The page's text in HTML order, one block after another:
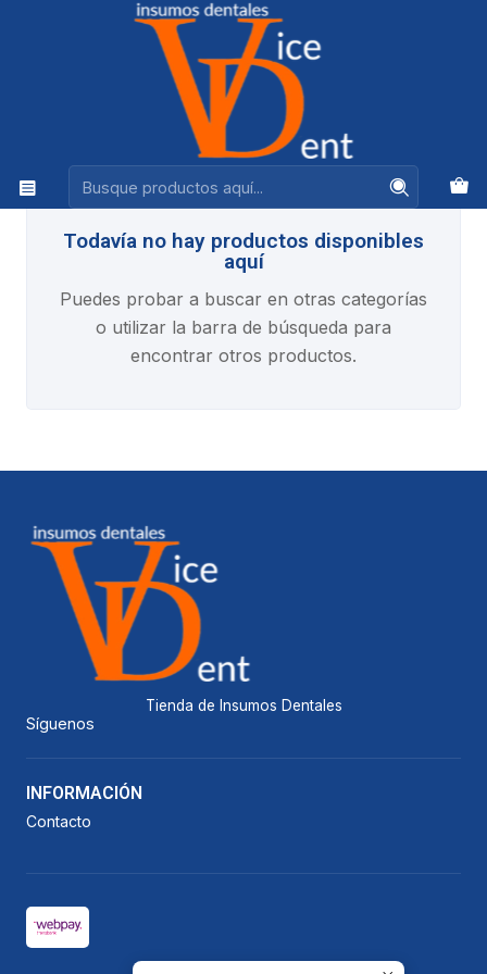
Ventas +56944575313
Sin categoría
Sin categoría
Todavía no hay productos disponibles
aquí
Puedes probar a buscar en otras categorías
o utilizar la barra de búsqueda para
encontrar otros productos.
Tienda de Insumos Dentales
Síguenos
INFORMACIÓN
Contacto